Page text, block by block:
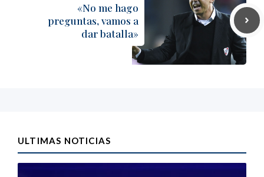
«No me hago
preguntas, vamos a
dar batalla»
ULTIMAS NOTICIAS